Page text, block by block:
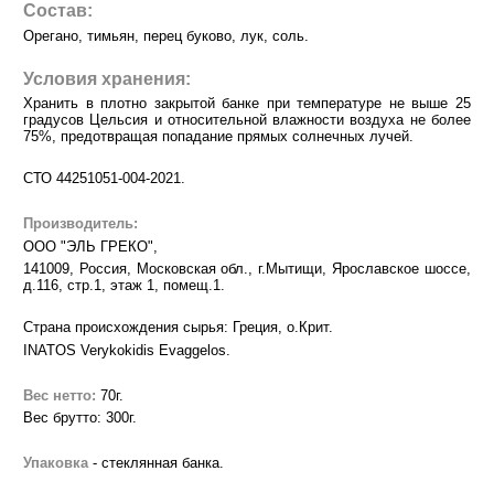
Состав:
Орегано, тимьян, перец буково, лук, соль.
Условия хранения:
Хранить в плотно закрытой банке при температуре не выше 25
градусов Цельсия и относительной влажности воздуха не более
75%, предотвращая попадание прямых солнечных лучей.
СТО 44251051-004-2021.
Производитель:
ООО "ЭЛЬ ГРЕКО",
141009, Россия, Московская обл., г.Мытищи, Ярославское шоссе,
д.116, стр.1, этаж 1, помещ.1.
Страна происхождения сырья: Греция, о.Крит.
INATOS Verykokidis Evaggelos.
Вес нетто: 70г.
Вес брутто: 300г.
Упаковка- стеклянная банка.